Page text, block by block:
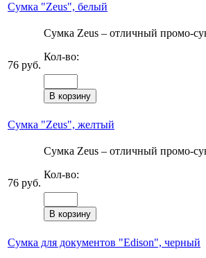
Сумка "Zeus", белый
76 руб.
Сумка Zeus – отличный промо-
Кол-во:
Сумка "Zeus", желтый
76 руб.
Сумка Zeus – отличный промо-
Кол-во:
Сумка для документов "Edison", черный